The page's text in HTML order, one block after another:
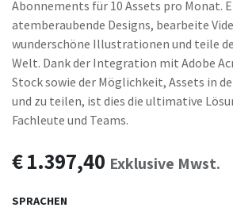
Abonnements für 10 Assets pro Monat.
atemberaubende Designs, bearbeite
wunderschöne Illustrationen und teile
Welt. Dank der Integration mit Adobe
Stock sowie der Möglichkeit, Assets in
und zu teilen, ist dies die ultimative
Fachleute und Teams.
€1.397,40 Exklusive Mwst.
SPRACHEN